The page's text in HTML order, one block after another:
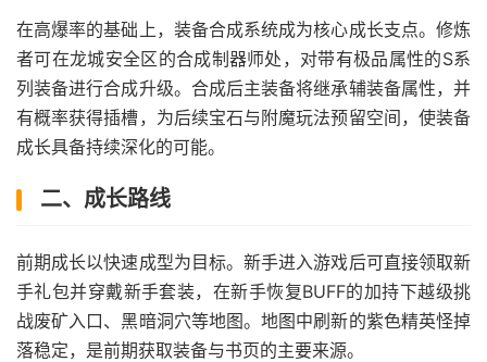
在高爆率的基础上，装备合成系统成为核心成长支点。修炼
者可在龙城安全区的合成制器师处，对带有极品属性的S系
列装备进行合成升级。合成后主装备将继承辅装备属性，并
有概率获得插槽，为后续宝石与附魔玩法预留空间，使装备
成长具备持续深化的可能。
二、成长路线
前期成长以快速成型为目标。新手进入游戏后可直接领取新
手礼包并穿戴新手套装，在新手恢复BUFF的加持下越级挑
战废矿入口、黑暗洞穴等地图。地图中刷新的紫色精英怪掉
落稳定，是前期获取装备与书页的主要来源。